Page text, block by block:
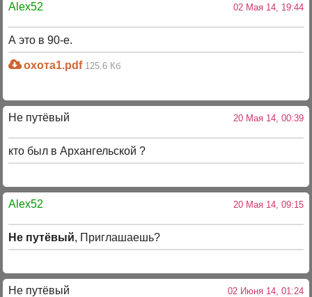
Alex52 02 Мая 14, 19:44
А это в 90-е.
охота1.pdf 125.6 Кб
Не путёвый 20 Мая 14, 00:39
кто был в Архангельской ?
Alex52 20 Мая 14, 09:15
Не путёвый, Приглашаешь?
Не путёвый 02 Июня 14, 01:24